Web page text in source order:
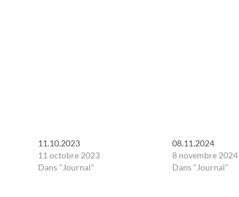
11.10.2023
11 octobre 2023
Dans "Journal"
08.11.2024
8 novembre 2024
Dans "Journal"